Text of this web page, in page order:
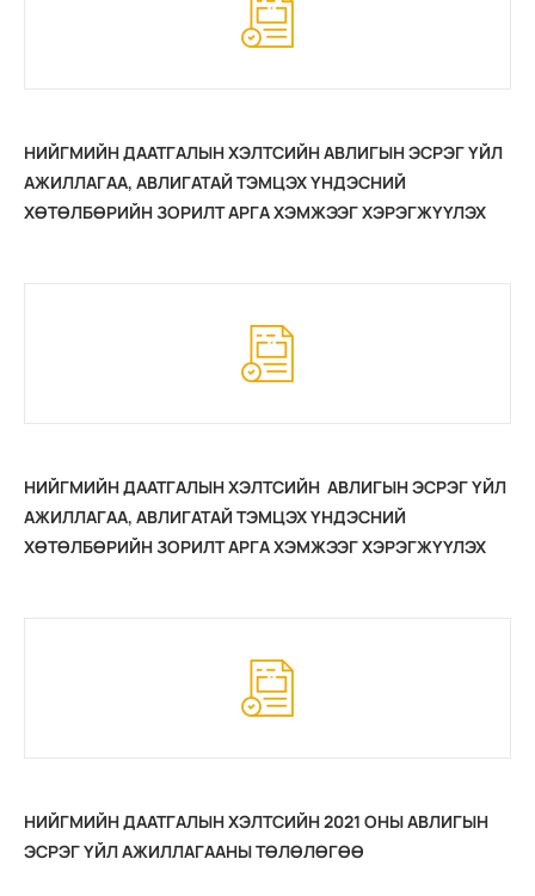
НИЙГМИЙН ДААТГАЛЫН ХЭЛТСИЙН АВЛИГЫН ЭСРЭГ ҮЙЛ
АЖИЛЛАГАА, АВЛИГАТАЙ ТЭМЦЭХ ҮНДЭСНИЙ
ХӨТӨЛБӨРИЙН ЗОРИЛТ АРГА ХЭМЖЭЭГ ХЭРЭГЖҮҮЛЭХ
НИЙГМИЙН ДААТГАЛЫН ХЭЛТСИЙН АВЛИГЫН ЭСРЭГ ҮЙЛ
АЖИЛЛАГАА, АВЛИГАТАЙ ТЭМЦЭХ ҮНДЭСНИЙ
ХӨТӨЛБӨРИЙН ЗОРИЛТ АРГА ХЭМЖЭЭГ ХЭРЭГЖҮҮЛЭХ
НИЙГМИЙН ДААТГАЛЫН ХЭЛТСИЙН 2021 ОНЫ АВЛИГЫН
ЭСРЭГ ҮЙЛ АЖИЛЛАГААНЫ ТӨЛӨЛӨГӨӨ